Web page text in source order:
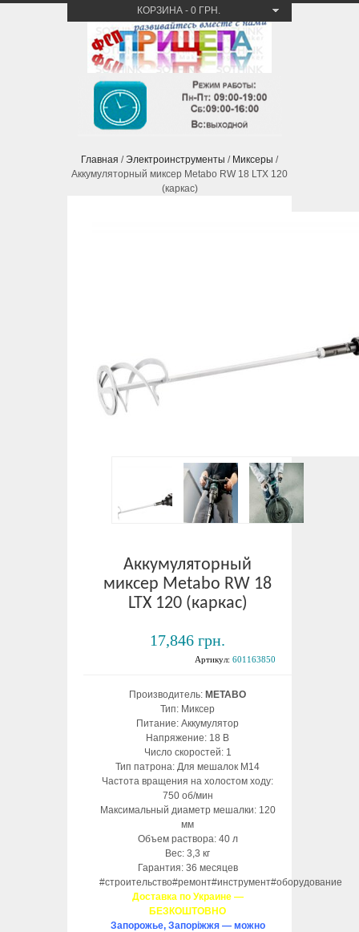
КОРЗИНА - 0 ГРН.
Главная /Электроинструменты / Миксеры /
Аккумуляторный миксер Metabo RW 18 LTX 120
(каркас)
Аккумуляторный
миксер Metabo RW 18
LTX 120 (каркас)
17,846 грн.
Артикул: 601163850
Производитель: METABO
Тип: Миксер
Питание: Аккумулятор
Напряжение: 18 В
Число скоростей: 1
Тип патрона: Для мешалок М14
Частота вращения на холостом ходу:
750 об/мин
Максимальный диаметр мешалки: 120
мм
Объем раствора: 40 л
Вес: 3,3 кг
Гарантия: 36 месяцев
#строительство#ремонт#инструмент#оборудование
Доставка по Украине —
БЕЗКОШТОВНО
Запорожье, Запоріжжя — можно